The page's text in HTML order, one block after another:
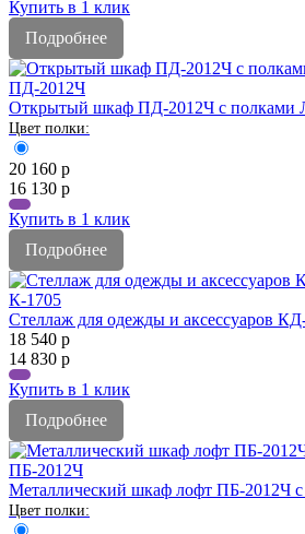
Купить в 1 клик
Подробнее
ПД-2012Ч
Открытый шкаф ПД-2012Ч с полками
20 160 р
16 130 р
Купить в 1 клик
Подробнее
К-1705
Стеллаж для одежды и аксессуаров
18 540 р
14 830 р
Купить в 1 клик
Подробнее
ПБ-2012Ч
Металлический шкаф лофт ПБ-2012Ч